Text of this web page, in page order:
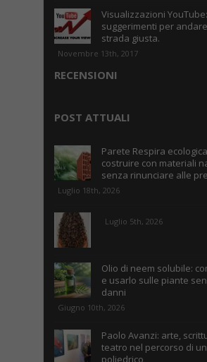
Visualizzazioni
suggerimenti per
strada giusta.
Novembre 13th, 2017
RECENSIONI
POST ATTUALI
Parete Respira
costruire con materiali
senza rinunciare alle
Luglio 18th, 2026
Luglio 5th, 2026
Olio di neem solubile:
e usarlo sulle piante
danni
Giugno 10th, 2026
Paolo Avanzi: arte,
teatro nel percorso di
poliedrico